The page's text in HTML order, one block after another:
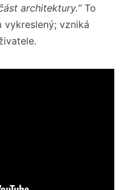
architektury.“To
vykreslený; vzniká